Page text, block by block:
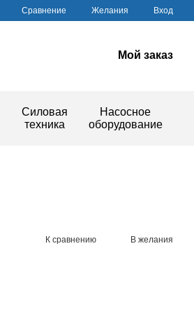
Сравнение Желания Вход
Мой заказ
Силовая
техника
Насосное
оборудование
К сравнению В желания